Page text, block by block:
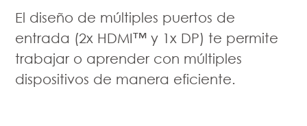
El diseño de múltiples puertos de
entrada (2x HDMI™ y 1x DP) te permite
trabajar o aprender con múltiples
dispositivos de manera eficiente.